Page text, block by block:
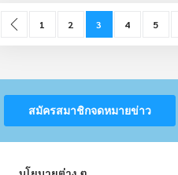
Page
Page
Previous
Page
1 Page
2 You're currently
3 Page
4 Page
5
สมัครสมาชิกจดหมายข่าว